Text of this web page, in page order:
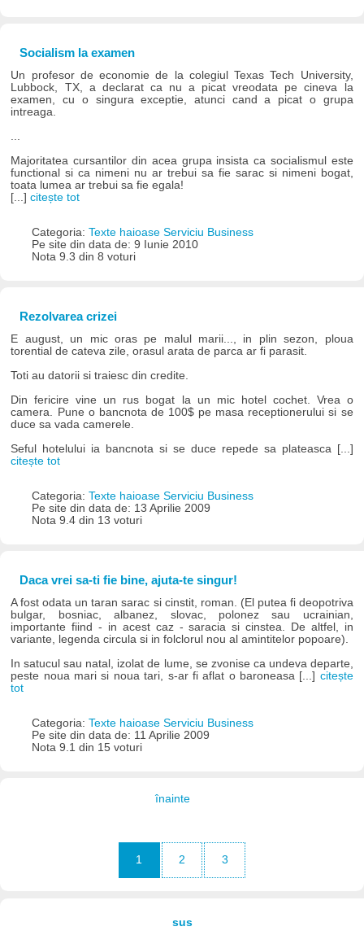
Socialism la examen
Un profesor de economie de la colegiul Texas Tech University,
Lubbock, TX, a declarat ca nu a picat vreodata pe cineva la
examen, cu o singura exceptie, atunci cand a picat o grupa
intreaga.
...
Majoritatea cursantilor din acea grupa insista ca socialismul este
functional si ca nimeni nu ar trebui sa fie sarac si nimeni bogat,
toata lumea ar trebui sa fie egala!
[...]citește tot
Categoria: Texte haioase Serviciu Business
Pe site din data de: 9 Iunie 2010
Nota 9.3 din 8 voturi
Rezolvarea crizei
E august, un mic oras pe malul marii..., in plin sezon, ploua
torential de cateva zile, orasul arata de parca ar fi parasit.
Toti au datorii si traiesc din credite.
Din fericire vine un rus bogat la un mic hotel cochet. Vrea o
camera. Pune o bancnota de 100$ pe masa receptionerului si se
duce sa vada camerele.
Seful hotelului ia bancnota si se duce repede sa plateasca [...]
citește tot
Categoria: Texte haioase Serviciu Business
Pe site din data de: 13 Aprilie 2009
Nota 9.4 din 13 voturi
Daca vrei sa-ti fie bine, ajuta-te singur!
A fost odata un taran sarac si cinstit, roman. (El putea fi deopotriva
bulgar, bosniac, albanez, slovac, polonez sau ucrainian,
importante fiind - in acest caz - saracia si cinstea. De altfel, in
variante, legenda circula si in folclorul nou al amintitelor popoare).
In satucul sau natal, izolat de lume, se zvonise ca undeva departe,
peste noua mari si noua tari, s-ar fi aflat o baroneasa [...] citește
tot
Categoria: Texte haioase Serviciu Business
Pe site din data de: 11 Aprilie 2009
Nota 9.1 din 15 voturi
înainte
1 2 3
sus